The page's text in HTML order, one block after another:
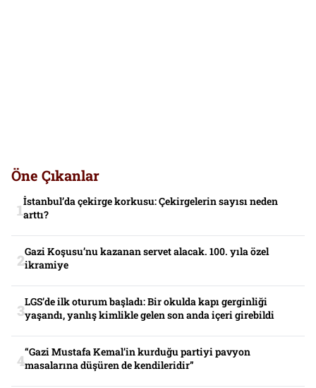
Öne Çıkanlar
İstanbul’da çekirge korkusu: Çekirgelerin sayısı neden
arttı?
Gazi Koşusu’nu kazanan servet alacak. 100. yıla özel
ikramiye
LGS’de ilk oturum başladı: Bir okulda kapı gerginliği
yaşandı, yanlış kimlikle gelen son anda içeri girebildi
“Gazi Mustafa Kemal’in kurduğu partiyi pavyon
masalarına düşüren de kendileridir”